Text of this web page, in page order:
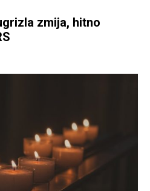
zmija, hitno